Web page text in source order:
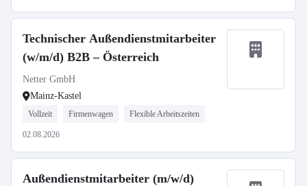
Technischer Außendienstmitarbeiter
(w/m/d) B2B – Österreich
Netter GmbH
Mainz-Kastel
Vollzeit Firmenwagen Flexible Arbeitszeiten
02.08.2026
Außendienstmitarbeiter (m/w/d)